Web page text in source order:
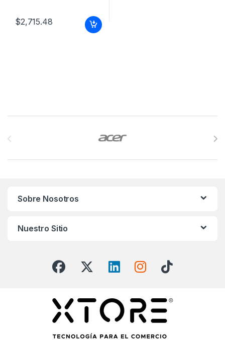
$2,715.48
Sobre Nosotros
Nuestro Sitio